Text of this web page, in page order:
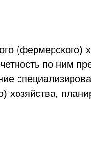
(фермерского)
по ним
хозяйства,